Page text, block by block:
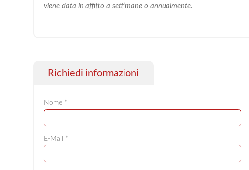
viene data in affitto a settimane o annualmente.
Richiedi informazioni
Nome *
E-Mail *